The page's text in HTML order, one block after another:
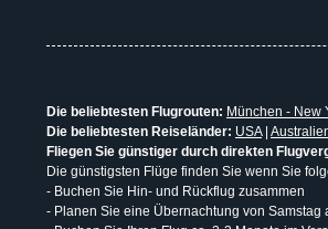
Die beliebtesten Flugrouten: München - New
Die beliebtesten Reiseländer: USA|
Fliegen Sie günstiger durch direkten
Die günstigsten Flüge finden Sie wenn Sie
- Buchen Sie Hin- und Rückflug zusammen
- Planen Sie eine Übernachtung von Samstag